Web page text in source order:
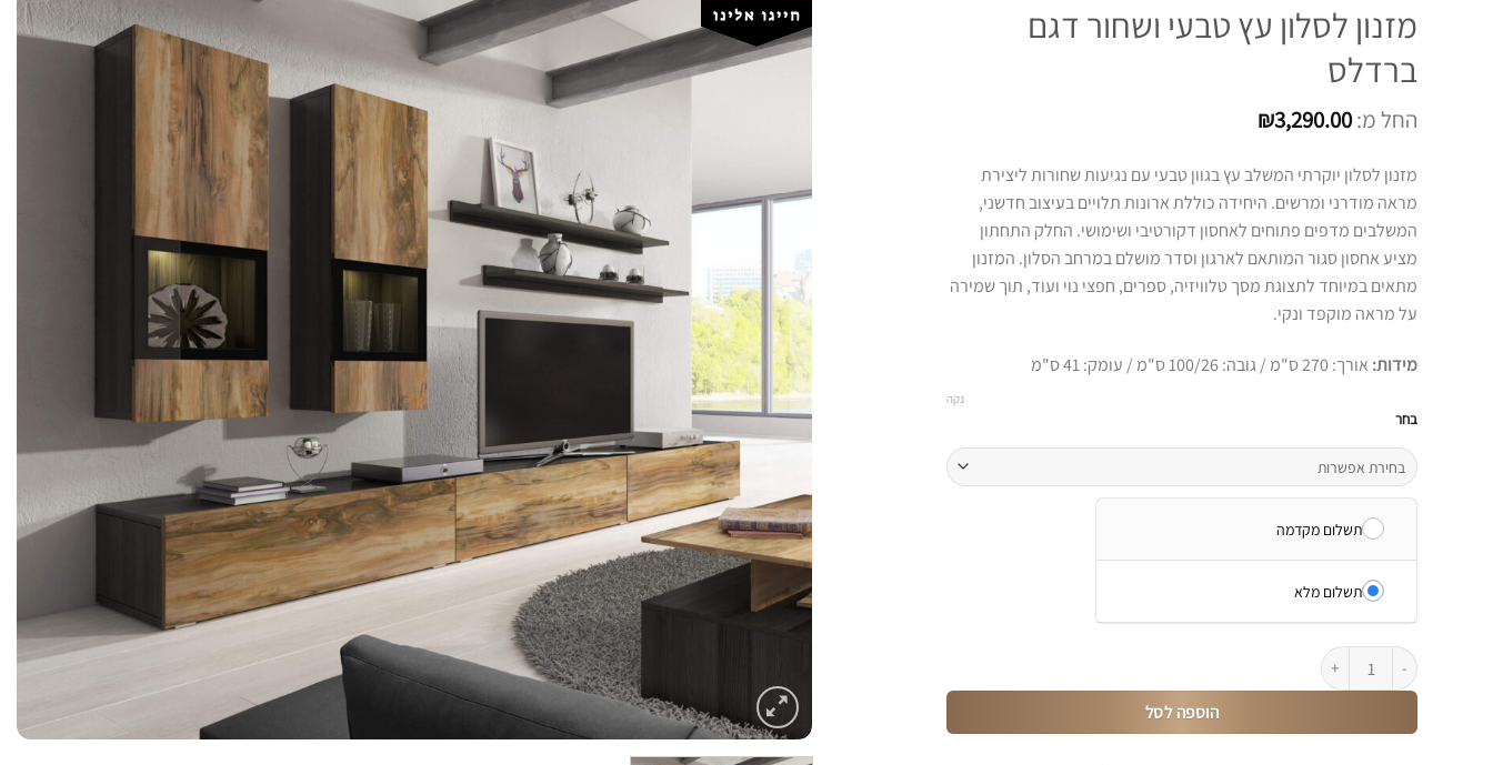
מזנון לסלון עץ טבעי ושחור דגם
ברדלס
החל מ: ₪3,290.00
מזנון לסלון יוקרתי המשלב עץ בגוון טבעי עם נגיעות שחורות ליצירת
מראה מודרני ומרשים. היחידה כוללת ארונות תלויים בעיצוב חדשני,
המשלבים מדפים פתוחים לאחסון דקורטיבי ושימושי. החלק התחתון
מציע אחסון סגור המותאם לארגון וסדר מושלם במרחב הסלון. המזנון
מתאים במיוחד לתצוגת מסך טלוויזיה, ספרים, חפצי נוי ועוד, תוך שמירה
על מראה מוקפד ונקי.
מידות: אורך: 270 ס"מ / גובה: 100/26 ס"מ / עומק: 41 ס"מ
בחר
נקה
תשלום מקדמה
תשלום מלא
כמות של מזנון לסלון עץ טבעי ושחור דגם ברדלס
הוספה לסל